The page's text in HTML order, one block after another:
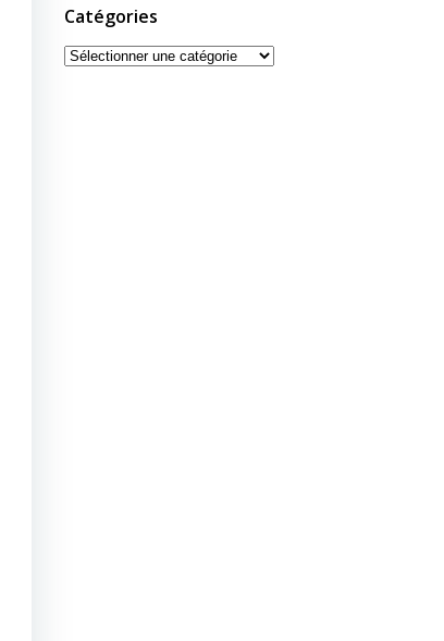
Catégories
Catégories